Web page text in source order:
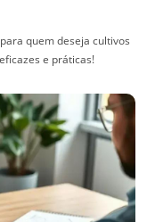
quem deseja cultivos
e práticas!